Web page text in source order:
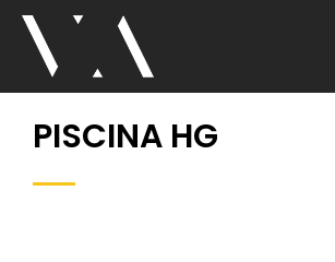
PISCINA HG